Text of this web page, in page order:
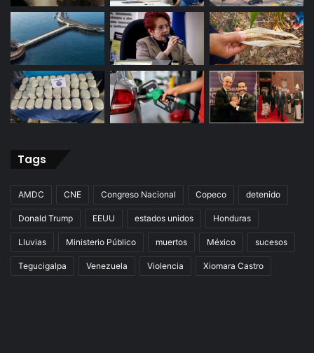
Tags
AMDC CNE Congreso Nacional Copeco detenido
Donald Trump EEUU estados unidos Honduras
Lluvias Ministerio Público muertos México sucesos
Tegucigalpa Venezuela Violencia Xiomara Castro